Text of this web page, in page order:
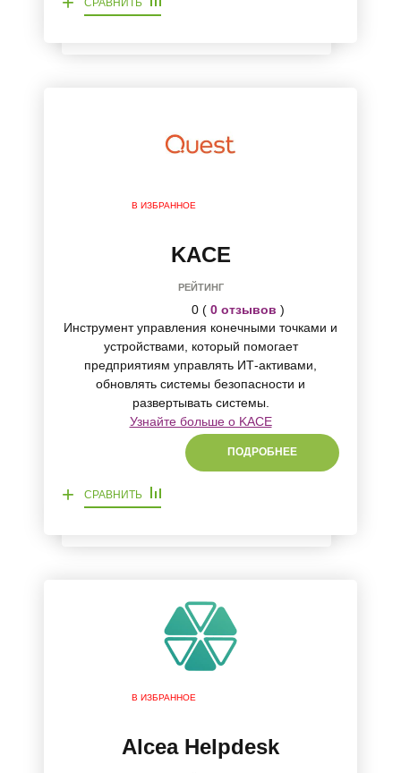
СРАВНИТЬ
В ИЗБРАННОЕ
KACE
РЕЙТИНГ
0 ( 0 отзывов )
Инструмент управления конечными точками и
устройствами, который помогает
предприятиям управлять ИТ-активами,
обновлять системы безопасности и
развертывать системы.
Узнайте больше о KACE
ПОДРОБНЕЕ
+ СРАВНИТЬ
В ИЗБРАННОЕ
Alcea Helpdesk